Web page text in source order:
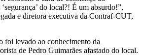
do local?! É um absurdo!”,
e diretora executiva da Contraf-CUT,
foi levado ao conhecimento da
de Pedro Guimarães afastado do local.